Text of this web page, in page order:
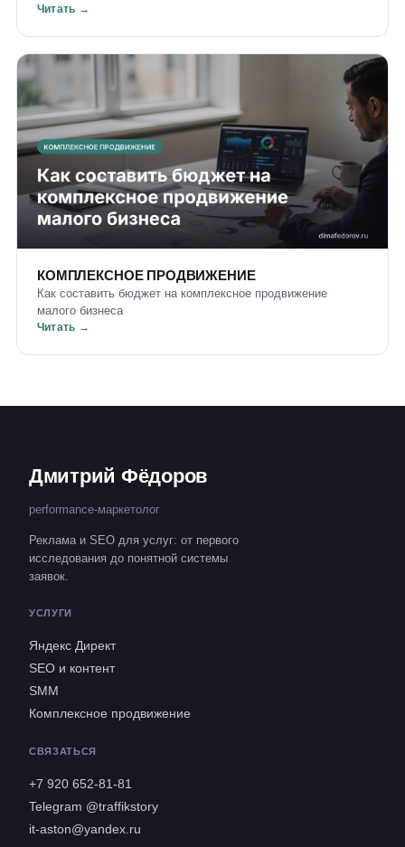
Читать →
КОМПЛЕКСНОЕ ПРОДВИЖЕНИЕ
Как составить бюджет на комплексное продвижение
малого бизнеса
Читать →
Дмитрий Фёдоров
performance-маркетолог
Реклама и SEO для услуг: от первого
исследования до понятной системы
заявок.
УСЛУГИ
Яндекс Директ
SEO и контент
SMM
Комплексное продвижение
СВЯЗАТЬСЯ
+7 920 652-81-81
Telegram @traffikstory
it-aston@yandex.ru